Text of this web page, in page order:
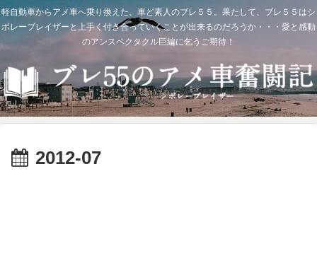
軽自動車からアメ車へ乗り換えた、車ど素人のブレ５５。果たして、ブレ５５はシ
ボレーブレイザーと上手く付き合っていくことが出来るのだろうか・・・愛と感動
のアンスペクタクル巨編に乞うご期待！
2012-07